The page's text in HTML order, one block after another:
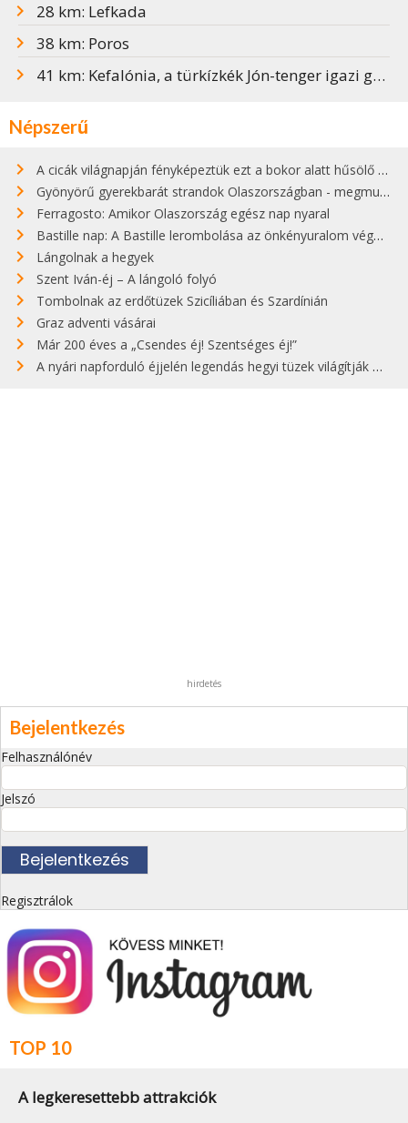
28 km: Lefkada
38 km: Poros
41 km: Kefalónia, a türkízkék Jón-tenger igazi gyöngyszeme
Népszerű
A cicák világnapján fényképeztük ezt a bokor alatt hűsölő cicát Kisorosziban
Gyönyörű gyerekbarát strandok Olaszországban - megmutatjuk a 15 legjobbat
Ferragosto: Amikor Olaszország egész nap nyaral
Bastille nap: A Bastille lerombolása az önkényuralom végét jelentette
Lángolnak a hegyek
Szent Iván-éj – A lángoló folyó
Tombolnak az erdőtüzek Szicíliában és Szardínián
Graz adventi vásárai
Már 200 éves a „Csendes éj! Szentséges éj!”
A nyári napforduló éjjelén legendás hegyi tüzek világítják meg Zugspitzét
hirdetés
Bejelentkezés
Felhasználónév
Jelszó
Regisztrálok
TOP 10
A legkeresettebb attrakciók